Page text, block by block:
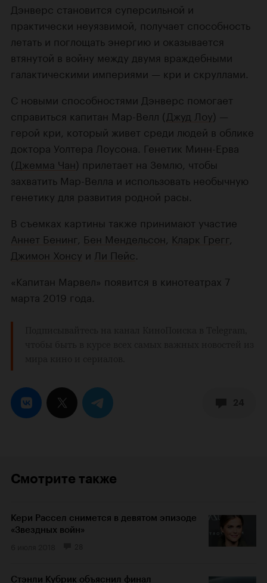
Дэнверс становится суперсильной и
практически неуязвимой, получает способность
летать и поглощать энергию и оказывается
втянутой в войну между двумя враждебными
галактическими империями — кри и скруллами.
С новыми способностями Дэнверс помогает
справиться капитан Мар-Велл (Джуд Лоу) —
герой кри, который живет среди людей в облике
доктора Уолтера Лоусона. Генетик Минн-Ерва
(Джемма Чан) прилетает на Землю, чтобы
захватить Мар-Велла и использовать необычную
генетику для развития родной расы.
В съемках картины также принимают участие
Аннет Бенинг Бен Мендельсон Кларк Грегг
Джимон Хонсу и Ли Пейс
«Капитан Марвел» появится в кинотеатрах 7
марта 2019 года.
Смотрите также
Кери Рассел снимется в девятом эпизоде
«Звездных войн»
Стэнли Кубрик объяснил финал